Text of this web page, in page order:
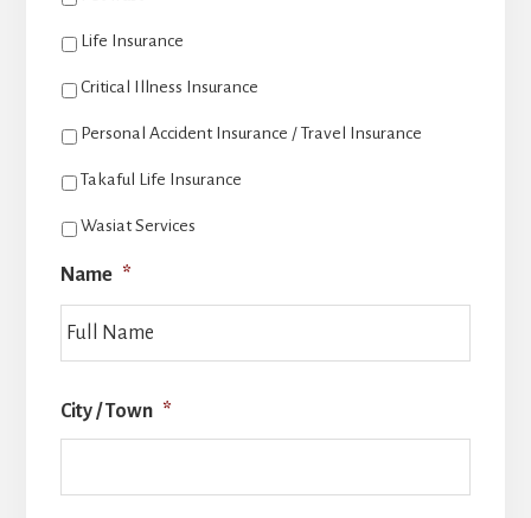
Life Insurance
Critical Illness Insurance
Personal Accident Insurance / Travel Insurance
Takaful Life Insurance
Wasiat Services
Name *
City / Town *